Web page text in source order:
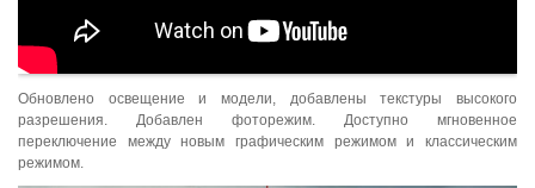
Обновлено освещение и модели, добавлены текстуры высокого
разрешения. Добавлен фоторежим. Доступно мгновенное
переключение между новым графическим режимом и классическим
режимом.